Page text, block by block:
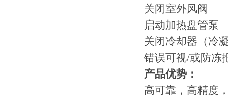
关闭室外风阀
启动加热盘管泵
关闭冷却器（冷
错误可视/或防冻
产品优势：
高可靠，高精度